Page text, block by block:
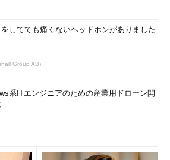
をしてても痛くないヘッドホンがありました
Group AB)
系ITエンジニアのための産業用ドローン開